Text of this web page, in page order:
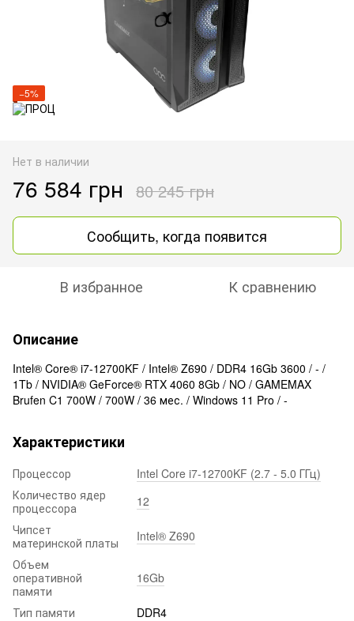
−5%
Нет в наличии
76 584 грн 80 245 грн
Сообщить, когда появится
В избранное К сравнению
Описание
Intel® Core® i7-12700KF / Intel® Z690 / DDR4 16Gb 3600 / - /
1Tb / NVIDIA® GeForce® RTX 4060 8Gb / NO / GAMEMAX
Brufen C1 700W / 700W / 36 мес. / Windows 11 Pro / -
Характеристики
Процессор
Intel Core i7-12700KF (2.7 - 5.0 ГГц)
Количество ядер
процессора
12
Чипсет
материнской платы
Intel® Z690
Объем
оперативной
памяти
16Gb
Тип памяти
DDR4